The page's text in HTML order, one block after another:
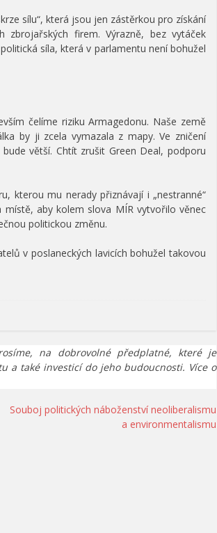
sílu“, která jsou jen zástěrkou pro získání
zbrojařských firem. Výrazně, bez vytáček
síla, která v parlamentu není bohužel
čelíme riziku Armagedonu. Naše země
by ji zcela vymazala z mapy. Ve zničení
větší. Chtít zrušit Green Deal, podporu
kterou mu nerady přiznávají i „nestranné“
aby kolem slova MÍR vytvořilo věnec
politickou změnu.
v poslaneckých lavicích bohužel takovou
na dobrovolné předplatné, které je
a také investicí do jeho budoucnosti. Více o
Souboj politických náboženství neoliberalismu
a environmentalismu